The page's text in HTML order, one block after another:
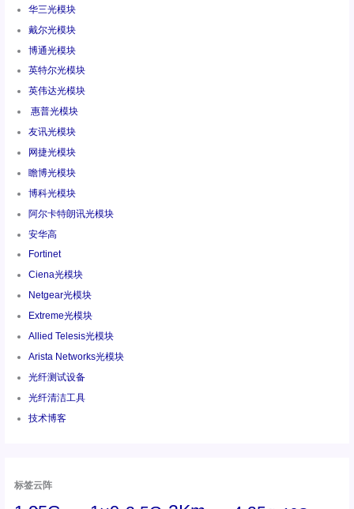
华三光模块
戴尔光模块
博通光模块
英特尔光模块
英伟达光模块
惠普光模块
友讯光模块
网捷光模块
瞻博光模块
博科光模块
阿尔卡特朗讯光模块
安华高
Fortinet
Ciena光模块
Netgear光模块
Extreme光模块
Allied Telesis光模块
Arista Networks光模块
光纤测试设备
光纤清洁工具
技术博客
标签云阵